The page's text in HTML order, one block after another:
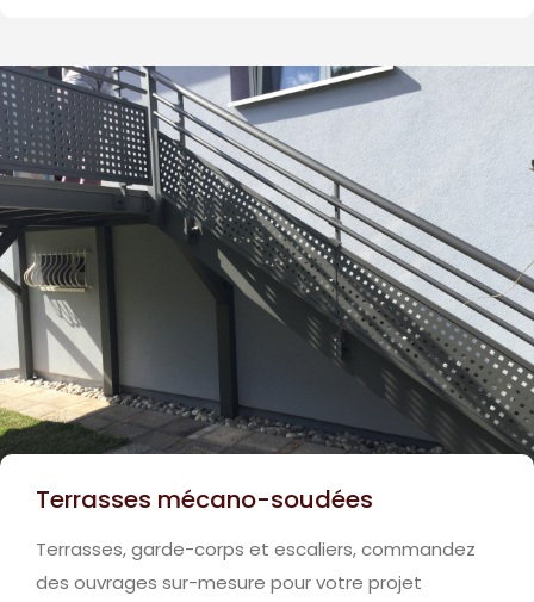
Terrasses mécano-soudées
Terrasses, garde-corps et escaliers, commandez
des ouvrages sur-mesure pour votre projet